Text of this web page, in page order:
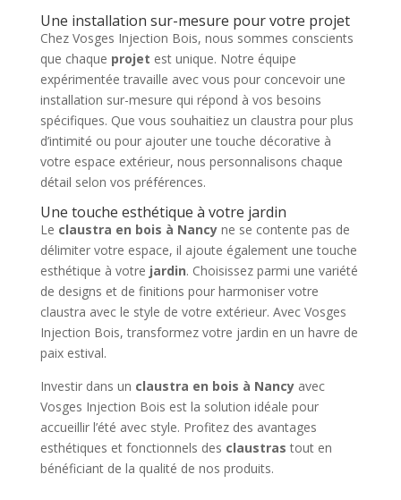
Une installation sur-mesure pour votre projet
Chez Vosges Injection Bois, nous sommes conscients
que chaque projet est unique. Notre équipe
expérimentée travaille avec vous pour concevoir une
installation sur-mesure qui répond à vos besoins
spécifiques. Que vous souhaitiez un claustra pour plus
d’intimité ou pour ajouter une touche décorative à
votre espace extérieur, nous personnalisons chaque
détail selon vos préférences.
Une touche esthétique à votre jardin
Le claustra en bois à Nancyne se contente pas de
délimiter votre espace, il ajoute également une touche
esthétique à votre jardin. Choisissez parmi une variété
de designs et de finitions pour harmoniser votre
claustra avec le style de votre extérieur. Avec Vosges
Injection Bois, transformez votre jardin en un havre de
paix estival.
Investir dans un claustra en bois à Nancyavec
Vosges Injection Bois est la solution idéale pour
accueillir l’été avec style. Profitez des avantages
esthétiques et fonctionnels des claustras tout en
bénéficiant de la qualité de nos produits.